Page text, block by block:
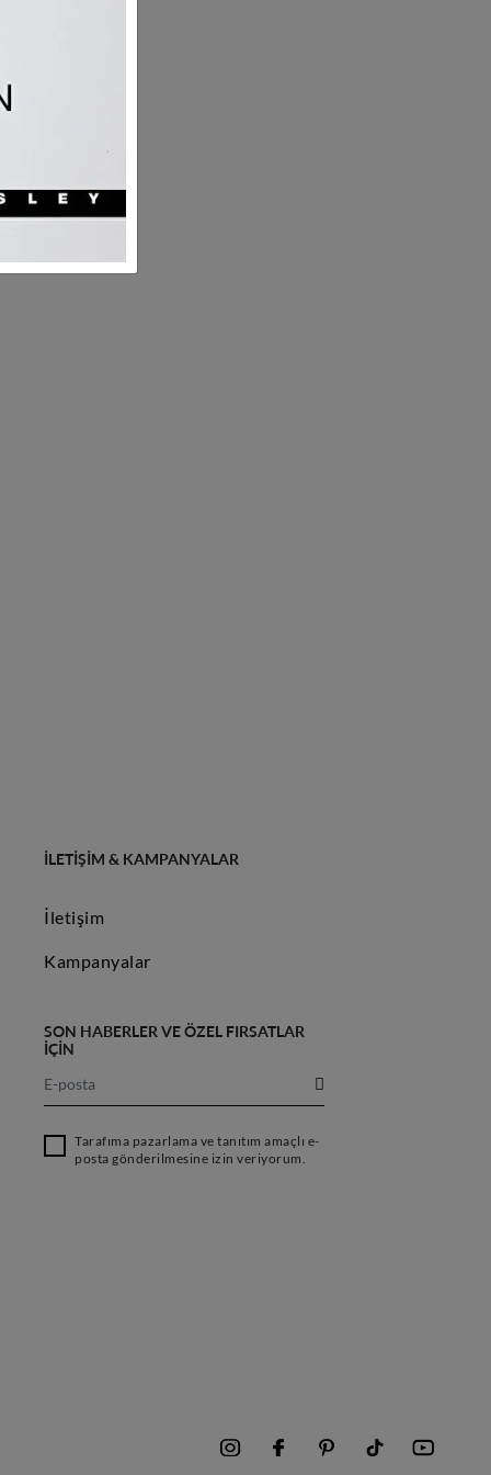
İLETIŞIM & KAMPANYALAR
İletişim
Kampanyalar
SON HABERLER VE ÖZEL FIRSATLAR
İÇİN
Tarafıma pazarlama ve tanıtım amaçlı e-
posta gönderilmesine izin veriyorum.